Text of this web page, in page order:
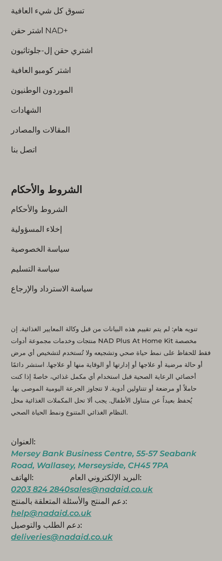
تنويه هام: لم يتم تقييم هذه البيانات من قبل وكالة المعايير الغذائية. إن
منتجات وخدمات مجموعة أدوات NAD Plus At Home Kit مخصصة
فقط للحفاظ على نمط حياة صحي وتشجيعه ولا تُستخدم لتشخيص أي مرض
أو حالة مرضية أو علاجها أو إدارتها أو الوقاية منها أو علاجها. استشر دائمًا
أخصائي الرعاية الصحية قبل استخدام أي مكمل غذائي، خاصةً إذا كنت
حاملاً أو مرضعة أو تتناولين أدوية. لا تتجاوز الجرعة اليومية الموصى بها.
يُحفظ بعيداً عن متناول الأطفال. يجب ألا تحل المكملات الغذائية محل
النظام الغذائي المتنوع ونمط الحياة الصحي.
العنوان:
Mersey Bank Business Centre, 55-57 Seabank
Road, Wallasey, Merseyside, CH45 7PA
الهاتف:
0203 824 2840
البريد الإلكتروني العام:
sales@nadaid.co.uk
دعم المنتج والأسئلة المتعلقة بالمنتج:
help@nadaid.co.uk
دعم الطلب والتوصيل:
deliveries@nadaid.co.uk
تسوق كل شيء العافية
اشتر حقن NAD+
اشتري حقن إل-جلوتاثيون
اشتر كومبو العافية
الموردون الوطنيون
الشهادات
المقالات والمصادر
اتصل بنا
الشروط والأحكام
الشروط والأحكام
إخلاء المسؤولية
سياسة الخصوصية
سياسة التسليم
سياسة الاسترداد والإرجاع